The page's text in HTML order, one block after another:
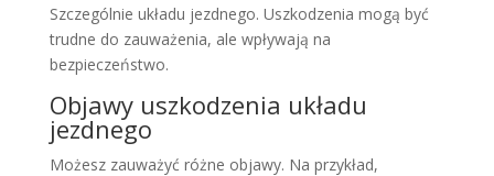
Szczególnie układu jezdnego. Uszkodzenia mogą być
trudne do zauważenia, ale wpływają na
bezpieczeństwo.
Objawy uszkodzenia układu
jezdnego
Możesz zauważyć różne objawy. Na przykład,